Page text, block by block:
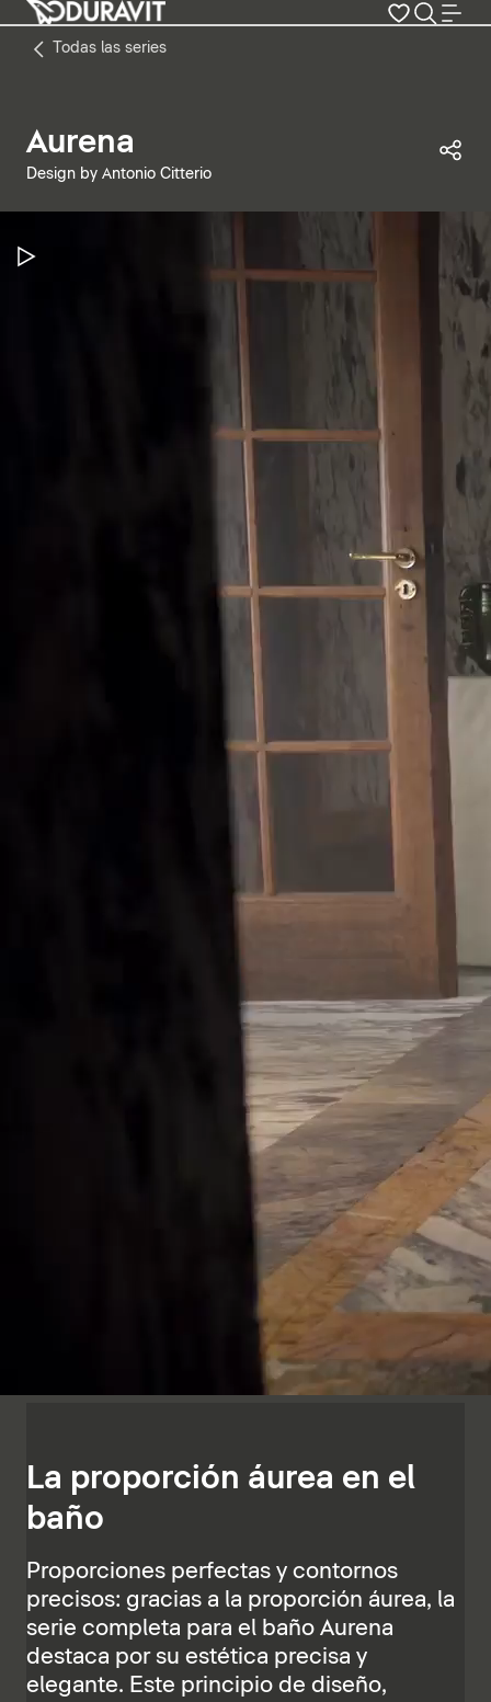
Todas las series
Aurena
Design by Antonio Citterio
Pausar vídeo
La proporción áurea en el
baño
Proporciones perfectas y contornos
precisos: gracias a la proporción áurea, la
serie completa para el baño Aurena
destaca por su estética precisa y
elegante. Este principio de diseño,